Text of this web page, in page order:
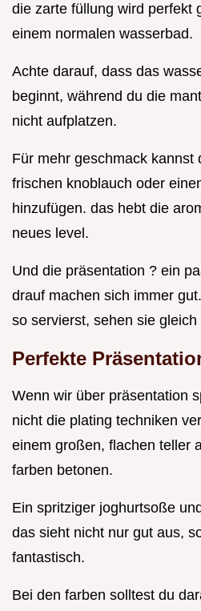
die zarte füllung wird perfekt
einem normalen wasserbad.
Achte darauf, dass das
beginnt, während du die
nicht aufplatzen.
Für mehr geschmack kannst
frischen knoblauch oder
hinzufügen. das hebt die
neues level.
Und die präsentation ? ein
drauf machen sich immer
so servierst, sehen sie
Perfekte
Wenn wir über präsentation
nicht die plating techniken
einem großen, flachen teller
farben betonen.
Ein spritziger joghurtsoße
das sieht nicht nur gut aus,
fantastisch.
Bei den farben solltest du